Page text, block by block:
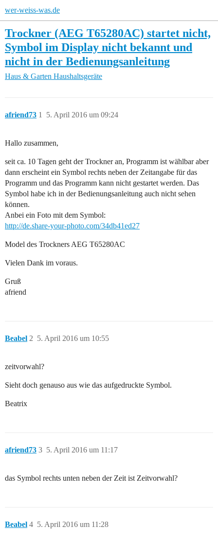
wer-weiss-was.de
Trockner (AEG T65280AC) startet nicht,
Symbol im Display nicht bekannt und
nicht in der Bedienungsanleitung
Haus & Garten Haushaltsgeräte
afriend73 5. April 2016 um 09:24
1
Hallo zusammen,
seit ca. 10 Tagen geht der Trockner an, Programm ist wählbar aber
dann erscheint ein Symbol rechts neben der Zeitangabe für das
Programm und das Programm kann nicht gestartet werden. Das
Symbol habe ich in der Bedienungsanleitung auch nicht sehen
können.
Anbei ein Foto mit dem Symbol:
http://de.share-your-photo.com/34db41ed27
Model des Trockners AEG T65280AC
Vielen Dank im voraus.
Gruß
afriend
Beabel 5. April 2016 um 10:55
2
zeitvorwahl?
Sieht doch genauso aus wie das aufgedruckte Symbol.
Beatrix
afriend73 5. April 2016 um 11:17
3
das Symbol rechts unten neben der Zeit ist Zeitvorwahl?
Beabel 5. April 2016 um 11:28
4